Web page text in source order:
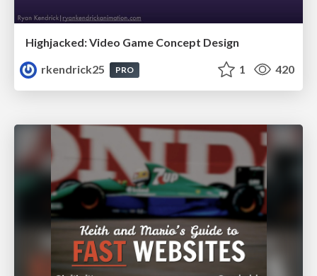
Highjacked: Video Game Concept Design
rkendrick25
PRO 1 420